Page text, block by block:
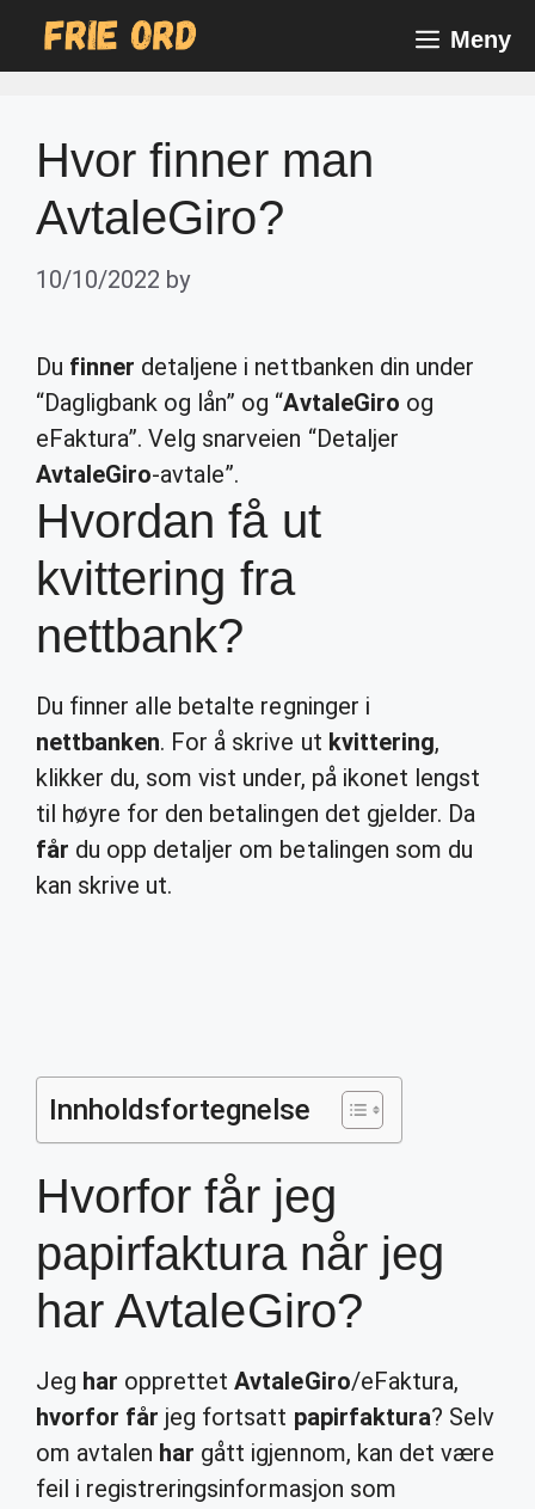
Meny
Hvor finner man
AvtaleGiro?
10/10/2022 by
Du finner detaljene i nettbanken din under
“Dagligbank og lån” og “AvtaleGiro og
eFaktura”. Velg snarveien “Detaljer
AvtaleGiro-avtale”.
Hvordan få ut
kvittering fra
nettbank?
Du finner alle betalte regninger i
nettbanken. For å skrive ut kvittering,
klikker du, som vist under, på ikonet lengst
til høyre for den betalingen det gjelder. Da
får du opp detaljer om betalingen som du
kan skrive ut.
Innholdsfortegnelse
Hvorfor får jeg
papirfaktura når jeg
har AvtaleGiro?
Jeg har opprettetAvtaleGiro/eFaktura,
hvorfor får jeg fortsatt papirfaktura? Selv
om avtalen har gått igjennom, kan det være
feil i registreringsinformasjon som